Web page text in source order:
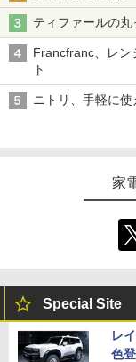
ティファールの
Francfranc、レン
ト
ニトリ、手軽に
家
Special Site
レ
色